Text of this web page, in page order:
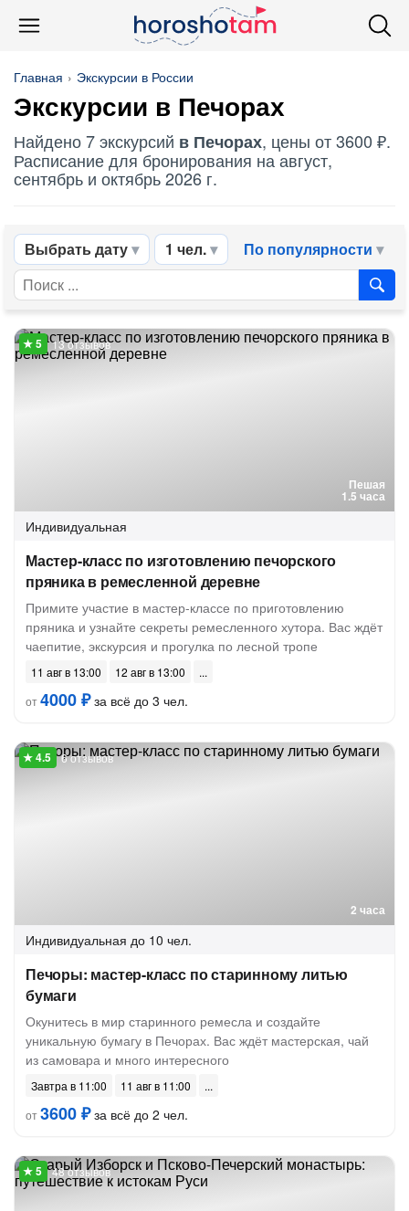
Главная Экскурсии в России
Экскурсии в Печорах
Найдено 7 экскурсий в Печорах, цены от 3600 ₽.
Расписание для бронирования на август,
сентябрь и октябрь 2026 г.
Выбрать дату 1 чел. По популярности
Пешая
1.5 часа
13 отзывов
Индивидуальная
Мастер-класс по изготовлению печорского
пряника в ремесленной деревне
Примите участие в мастер-классе по приготовлению
пряника и узнайте секреты ремесленного хутора. Вас ждёт
чаепитие, экскурсия и прогулка по лесной тропе
11 авг в 13:00
12 авг в 13:00
от4000 ₽за всё до 3 чел.
2 часа
6 отзывов
Индивидуальная до 10 чел.
Печоры: мастер-класс по старинному литью
бумаги
Окунитесь в мир старинного ремесла и создайте
уникальную бумагу в Печорах. Вас ждёт мастерская, чай
из самовара и много интересного
Завтра в 11:00
11 авг в 11:00
от3600 ₽за всё до 2 чел.
48 отзывов